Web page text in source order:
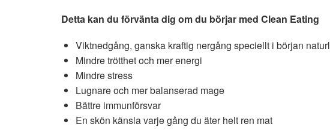
Detta kan du förvänta dig om du börjar med Clean Eating
Viktnedgång, ganska kraftig nergång speciellt i början
Mindre trötthet och mer energi
Mindre stress
Lugnare och mer balanserad mage
Bättre immunförsvar
En skön känsla varje gång du äter helt ren mat